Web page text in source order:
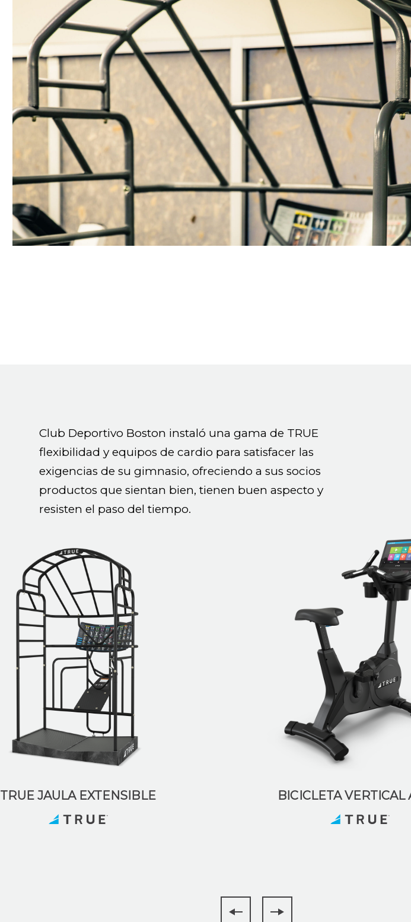
Club Deportivo Boston instaló una gama de TRUE
flexibilidad y equipos de cardio para satisfacer las
exigencias de su gimnasio, ofreciendo a sus socios
productos que sientan bien, tienen buen aspecto y
resisten el paso del tiempo.
TRUE JAULA EXTENSIBLE BICICLETA VERTICAL